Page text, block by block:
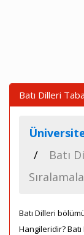
Batı Dilleri
Batı
Batı Dilleri
Hangileridir?